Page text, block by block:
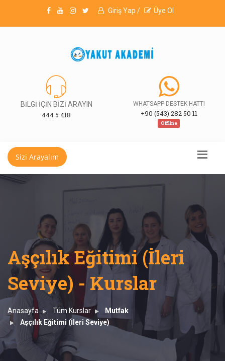
Giriş Yap / Üye Ol
BİLGİ İÇİN BİZİ ARAYIN
444 5 418
WHATSAPP DESTEK HATTI
+90 (543) 282 50 11
Offline
Sizi Arayalım
Aşçılık Eğitimi (İleri
Seviye) - Kurslar
Anasayfa Tüm Kurslar
Mutfak
Aşçılık Eğitimi (İleri Seviye)